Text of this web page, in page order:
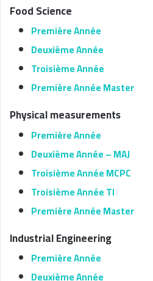
Food Science
Première Année
Deuxième Année
Troisième Année
Première Année Master
Physical measurements
Première Année
Deuxième Année – MAJ
Troisième Année MCPC
Troisième Année TI
Première Année Master
Industrial Engineering
Première Année
Deuxième Année